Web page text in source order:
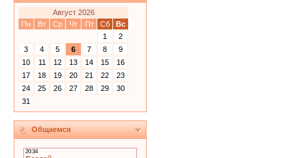
Август 2026
Пн
Вт Ср Чт Пт Сб
Вс
1
2
3
4 5 6 7 8
9
10
11 12 13 14 15
16
17
18 19 20 21 22
23
24
25 26 27 28 29
30
31
Общаемся